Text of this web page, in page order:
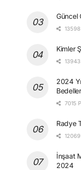
Güncel
13598
Kimler
13943
2024
7015
Radye
12069
İnşaat
2024